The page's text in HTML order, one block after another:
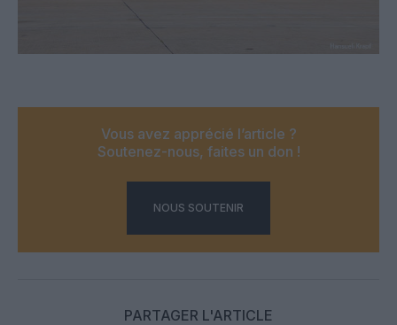
Vous avez apprécié l’article ?
Soutenez-nous, faites un don !
NOUS SOUTENIR
PARTAGER L'ARTICLE